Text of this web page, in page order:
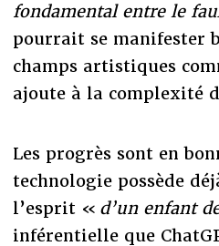
fondamental entre le
pourrait se manifester
champs artistiques
ajoute à la complexité
Les progrès sont en
technologie possède
l’esprit « d’un enfant
inférentielle que